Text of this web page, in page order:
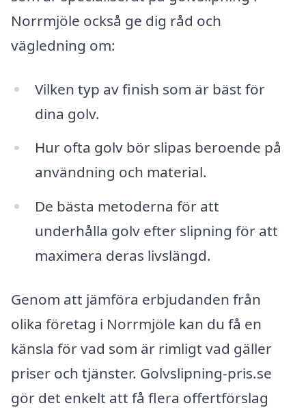
Norrmjöle också ge dig råd och
vägledning om:
Vilken typ av finish som är bäst för
dina golv.
Hur ofta golv bör slipas beroende på
användning och material.
De bästa metoderna för att
underhålla golv efter slipning för att
maximera deras livslängd.
Genom att jämföra erbjudanden från
olika företag i Norrmjöle kan du få en
känsla för vad som är rimligt vad gäller
priser och tjänster. Golvslipning-pris.se
gör det enkelt att få flera offertförslag